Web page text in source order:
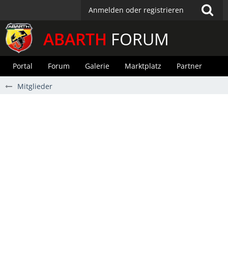
Anmelden oder registrieren
ABARTH FORUM
Portal Forum Galerie Marktplatz Partner
Mitglieder